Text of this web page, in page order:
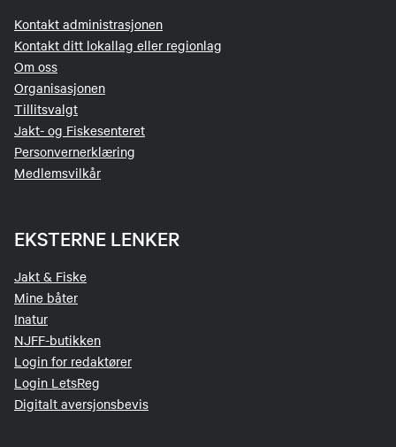
Kontakt administrasjonen
Kontakt ditt lokallag eller regionlag
Om oss
Organisasjonen
Tillitsvalgt
Jakt- og Fiskesenteret
Personvernerklæring
Medlemsvilkår
EKSTERNE LENKER
Jakt & Fiske
Mine båter
Inatur
NJFF-butikken
Login for redaktører
Login LetsReg
Digitalt aversjonsbevis